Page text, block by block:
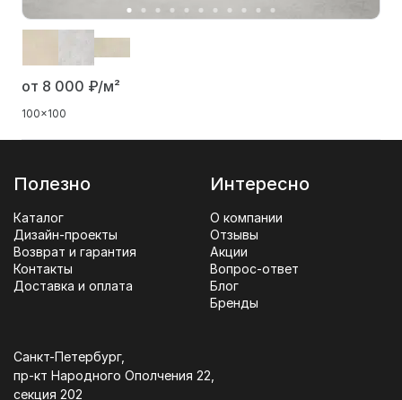
от 8 000 ₽/м²
100x100
Полезно
Каталог
Дизайн-проекты
Возврат и гарантия
Контакты
Доставка и оплата
Интересно
О компании
Отзывы
Акции
Вопрос-ответ
Блог
Бренды
Санкт-Петербург,
пр-кт Народного Ополчения 22,
секция 202